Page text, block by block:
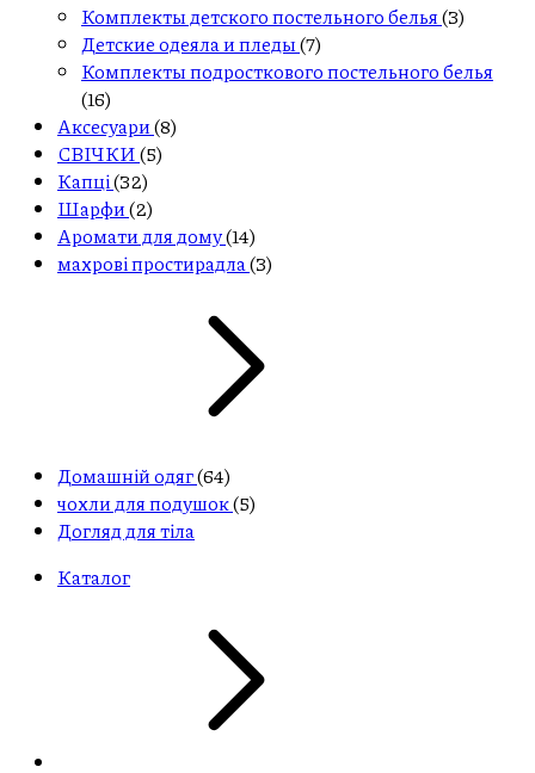
Комплекты детского постельного белья(3)
Детские одеяла и пледы(7)
Комплекты подросткового постельного белья
(16)
Aксесуари(8)
СВІЧКИ(5)
Капці(32)
Шарфи(2)
Аромати для дому(14)
махрові простирадла (3)
Домашній одяг(64)
чохли для подушок(5)
Догляд для тіла
Каталог